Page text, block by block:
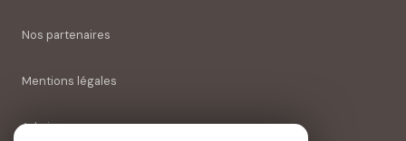
Nos partenaires
Mentions légales
Admin